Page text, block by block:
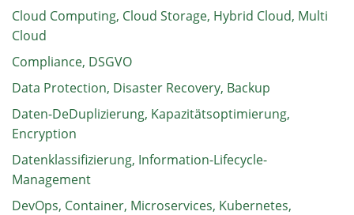
Cloud Computing, Cloud Storage, Hybrid Cloud, Multi
Cloud
Compliance, DSGVO
Data Protection, Disaster Recovery, Backup
Daten-DeDuplizierung, Kapazitätsoptimierung,
Encryption
Datenklassifizierung, Information-Lifecycle-
Management
DevOps, Container, Microservices, Kubernetes,